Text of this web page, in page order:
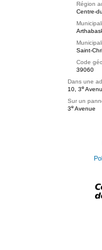
Région
Centre-
Saint-
Code
39060
Dans une
10, 3e
Sur un
3e Avenue